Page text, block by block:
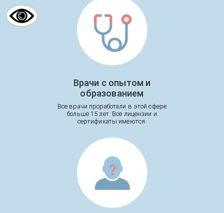
Врачи с опытом и
образованием
Все врачи проработали в этой сфере
больше 15 лет. Все лицензии и
сертификаты имеются.